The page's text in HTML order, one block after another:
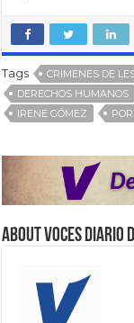
Tags CRIMENES DE
DERECHOS HUMANOS
IRENE GÓMEZ
About VOCES